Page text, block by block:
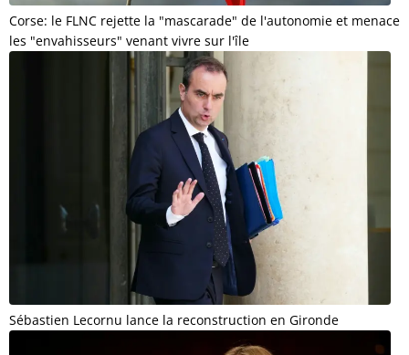
Corse: le FLNC rejette la "mascarade" de l'autonomie et menace
les "envahisseurs" venant vivre sur l'île
Sébastien Lecornu lance la reconstruction en Gironde